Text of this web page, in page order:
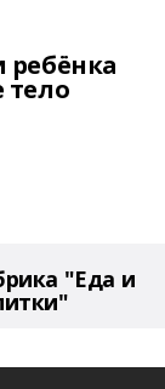
тело
"Еда и